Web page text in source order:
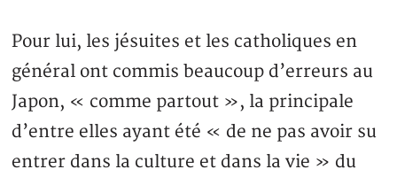
Pour lui, les jésuites et les catholiques en
général ont commis beaucoup d’erreurs au
Japon, « comme partout », la principale
d’entre elles ayant été « de ne pas avoir su
entrer dans la culture et dans la vie » du